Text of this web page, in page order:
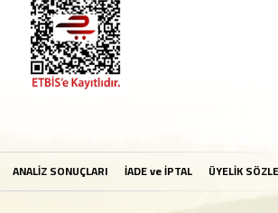
ANALİZ SONUÇLARI İADE ve İPTAL ÜYELİK